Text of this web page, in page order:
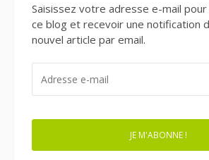
Saisissez votre adresse e-mail
ce blog et recevoir une notification
nouvel article par email.
MAIL
JE M'ABONNE !